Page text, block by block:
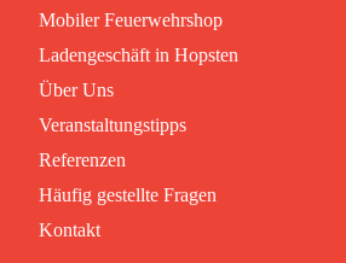
Mobiler Feuerwehrshop
Ladengeschäft in Hopsten
Über Uns
Veranstaltungstipps
Referenzen
Häufig gestellte Fragen
Kontakt